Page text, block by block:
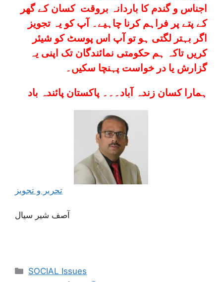
اجناس و گندم کا باردانہ بروقت کسان کے گھر
کے پتے پر فراہم کرنا چاہیے۔ آپ کو یہ تجویز
اگر بہتر لگتی ہو تو آپ اس پوسٹ کو شیئر
کریں تاکہ ہم حکومتی نمائندگان تک اپنی یہ
گزارش یا در خواست پہنچا سکیں۔
ہمارا کسان زندہ آباد۔۔۔ پاکستان پائندہ باد
تحرير و تجويز
آصف شير سيال
SOCIAL Issues